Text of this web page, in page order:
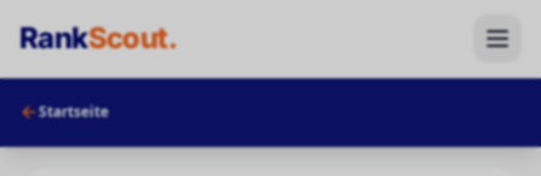
RankScout.
Startseite